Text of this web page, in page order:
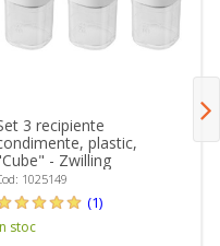
3 recipiente
plastic,
- Zwilling
1025149
(1)
stoc